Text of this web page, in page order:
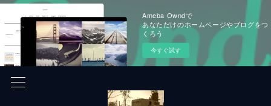
Ameba Owndで
あなただけのホームページやブログをつ
くろう
今すぐ試す